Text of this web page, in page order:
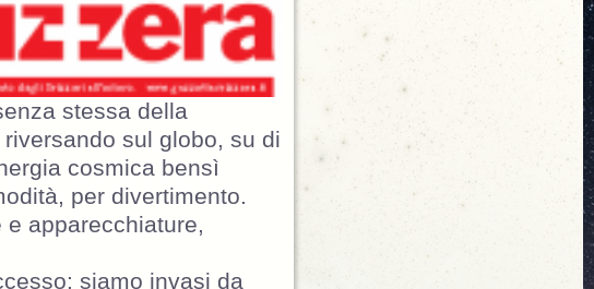
stessa della
sul globo, su di
cosmica bensì
per divertimento.
apparecchiature,
siamo invasi da